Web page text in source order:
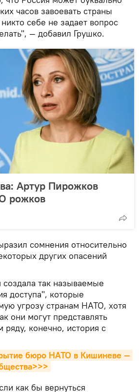
часов завоевать страны
себе не задает вопрос
— добавил Грушко.
Артур Пирожков
рожков
сомнения относительно
других опасений
так называемые
доступа", которые
угрозу странам НАТО, хотя
они могут представлять
ряду, конечно, история с
бюро НАТО в Кишиневе —
как бы вернуться